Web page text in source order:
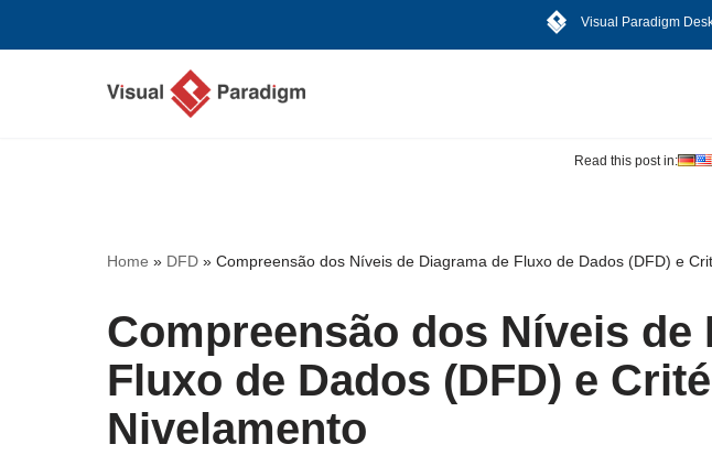
Visual Paradigm
Read this post in:
Home » DFD » Compreensão dos Níveis de Diagrama de Fluxo de Dados (DFD) e
Compreensão dos Níveis de
Fluxo de Dados (DFD) e
Nivelamento